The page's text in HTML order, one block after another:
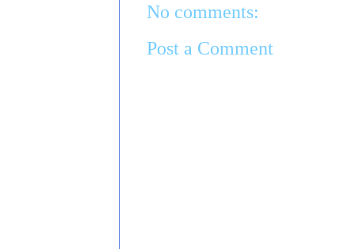
No comments:
Post a Comment